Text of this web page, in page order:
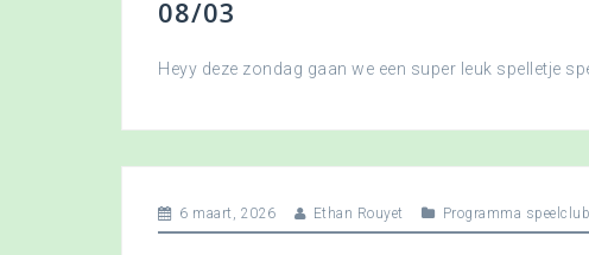
08/03
Heyy deze zondag gaan we een super leuk spelletje
6 maart, 2026 Ethan Rouyet Programma speelclub